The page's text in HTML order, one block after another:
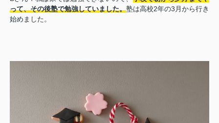
って、その後塾で勉強していました。塾は高校2年の3月から行き
始めました。